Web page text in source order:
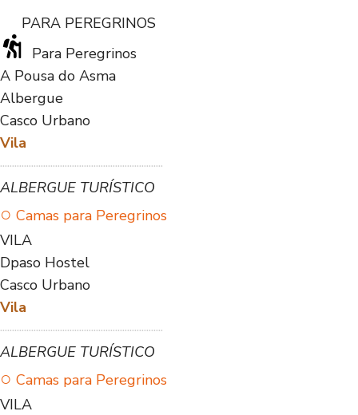
PARA PEREGRINOS
Para Peregrinos
A Pousa do Asma
Albergue
Casco Urbano
Vila
····································································
ALBERGUE TURÍSTICO
○ Camas para Peregrinos
VILA
Dpaso Hostel
Casco Urbano
Vila
····································································
ALBERGUE TURÍSTICO
○ Camas para Peregrinos
VILA